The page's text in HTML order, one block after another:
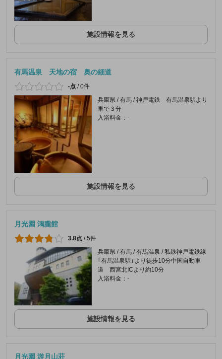
施設情報を見る
有馬温泉 天地の宿 奥の細道
-点 /0件
兵庫県 / 有馬 / 神戸電鉄 有馬温泉駅より
車で３分
入浴料金：-
施設情報を見る
月光園 鴻朧館
3.8点 /5件
兵庫県 / 有馬 / 有馬温泉 / 私鉄神戸電鉄線
「有馬温泉駅」より徒歩10分中国自動車
道 西宮北ICより約10分
入浴料金：-
施設情報を見る
月光園 游月山荘